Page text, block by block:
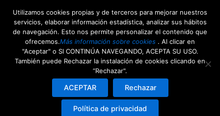
contenido
Diseño sin título
Deja un comentario / Porwebdeenjoy/22nd agosto
Utilizamos cookies propias y de terceros para mejorar nuestros
servicios, elaborar información estadística, analizar sus hábitos
de navegación. Esto nos permite personalizar el contenido que
ofrecemos.Más información sobre cookies . Al clicar en
"Aceptar" o SI CONTINÚA NAVEGANDO, ACEPTA SU USO.
También puede Rechazar la instalación de cookies clicando en
“Rechazar".
ACEPTAR Rechazar
Política de privacidad